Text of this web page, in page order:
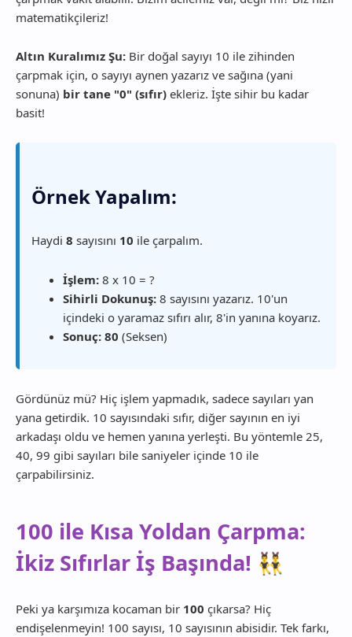
matematikçileriz!
Altın Kuralımız Şu: Bir doğal sayıyı 10 ile zihinden
çarpmak için, o sayıyı aynen yazarız ve sağına (yani
sonuna) bir tane "0" (sıfır) ekleriz. İşte sihir bu kadar
basit!
Örnek Yapalım:
Haydi 8 sayısını 10 ile çarpalım.
İşlem: 8 x 10 = ?
Sihirli Dokunuş: 8 sayısını yazarız. 10'un
içindeki o yaramaz sıfırı alır, 8'in yanına koyarız.
Sonuç: 80 (Seksen)
Gördünüz mü? Hiç işlem yapmadık, sadece sayıları yan
yana getirdik. 10 sayısındaki sıfır, diğer sayının en iyi
arkadaşı oldu ve hemen yanına yerleşti. Bu yöntemle 25,
40, 99 gibi sayıları bile saniyeler içinde 10 ile
çarpabilirsiniz.
100 ile Kısa Yoldan Çarpma:
İkiz Sıfırlar İş Başında! 👯‍♂️
Peki ya karşımıza kocaman bir 100 çıkarsa? Hiç
endişelenmeyin! 100 sayısı, 10 sayısının abisidir. Tek farkı,